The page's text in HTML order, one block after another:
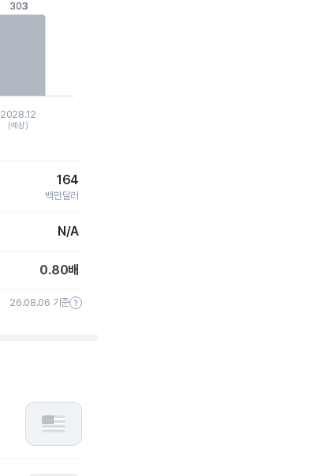
303
303
2028.12
(예상)
164
백만달러
N/A
0.80배
26.08.06 기준